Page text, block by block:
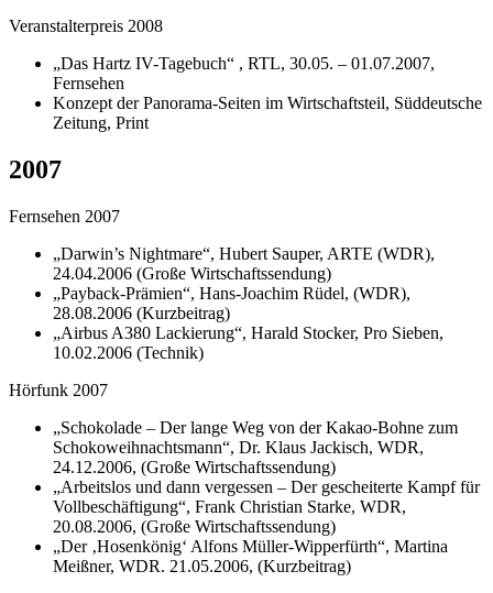
Veranstalterpreis 2008
„Das Hartz IV-Tagebuch“ , RTL, 30.05. – 01.07.2007,
Fernsehen
Konzept der Panorama-Seiten im Wirtschaftsteil, Süddeutsche
Zeitung, Print
2007
Fernsehen 2007
„Darwin’s Nightmare“, Hubert Sauper, ARTE (WDR),
24.04.2006 (Große Wirtschaftssendung)
„Payback-Prämien“, Hans-Joachim Rüdel, (WDR),
28.08.2006 (Kurzbeitrag)
„Airbus A380 Lackierung“, Harald Stocker, Pro Sieben,
10.02.2006 (Technik)
Hörfunk 2007
„Schokolade – Der lange Weg von der Kakao-Bohne zum
Schokoweihnachtsmann“, Dr. Klaus Jackisch, WDR,
24.12.2006, (Große Wirtschaftssendung)
„Arbeitslos und dann vergessen – Der gescheiterte Kampf für
Vollbeschäftigung“, Frank Christian Starke, WDR,
20.08.2006, (Große Wirtschaftssendung)
„Der ‚Hosenkönig‘ Alfons Müller-Wipperfürth“, Martina
Meißner, WDR. 21.05.2006, (Kurzbeitrag)